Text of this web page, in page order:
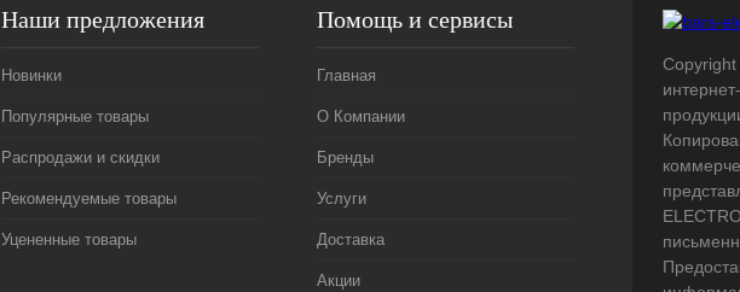
Наши предложения
Новинки
Популярные товары
Распродажи и скидки
Рекомендуемые товары
Уцененные товары
Помощь и сервисы
Главная
О Компании
Бренды
Услуги
Доставка
Акции